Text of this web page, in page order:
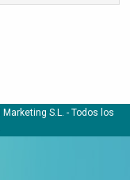
Marketing S.L. - Todos los